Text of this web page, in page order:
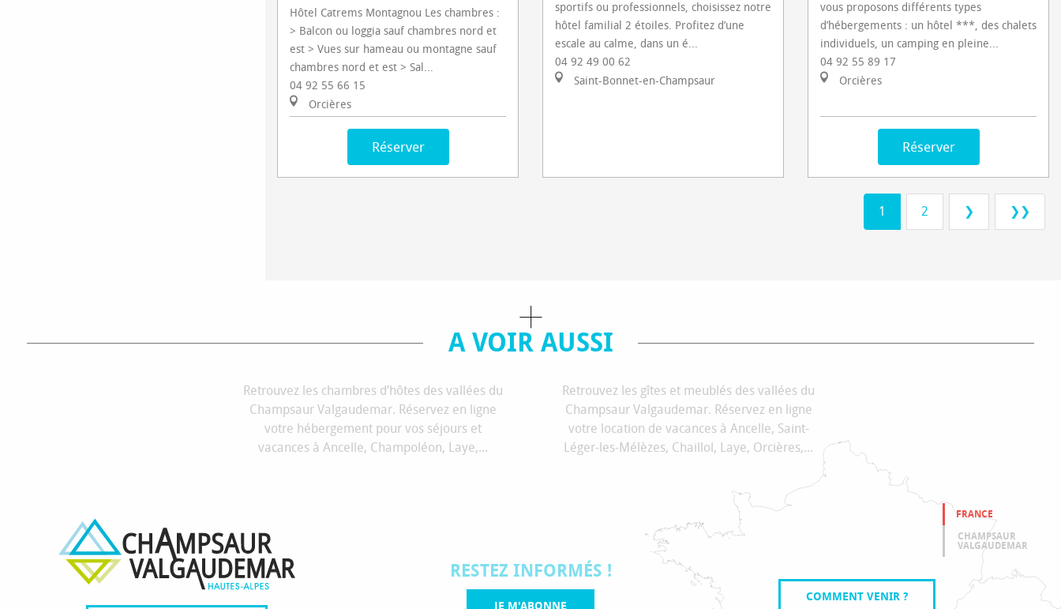
Hôtel Catrems Montagnou Les chambres :
> Balcon ou loggia sauf chambres nord et
est > Vues sur hameau ou montagne sauf
chambres nord et est > Sal...
04 92 55 66 15
Orcières
Réserver
sportifs ou professionnels, choisissez notre
hôtel familial 2 étoiles. Profitez d’une
escale au calme, dans un é...
04 92 49 00 62
Saint-Bonnet-en-Champsaur
vous proposons différents types
d’hébergements : un hôtel ***, des chalets
individuels, un camping en pleine...
04 92 55 89 17
Orcières
Réserver
1 2 ❯ ❯❯
A VOIR AUSSI
Retrouvez les chambres d’hôtes des vallées du
Champsaur Valgaudemar. Réservez en ligne
votre hébergement pour vos séjours et
vacances à Ancelle, Champoléon, Laye,...
Retrouvez les gîtes et meublés des vallées du
Champsaur Valgaudemar. Réservez en ligne
votre location de vacances à Ancelle, Saint-
Léger-les-Mélèzes, Chaillol, Laye, Orcières,...
RESTEZ INFORMÉS !
FRANCE
CHAMPSAUR
VALGAUDEMAR
COMMENT VENIR ?